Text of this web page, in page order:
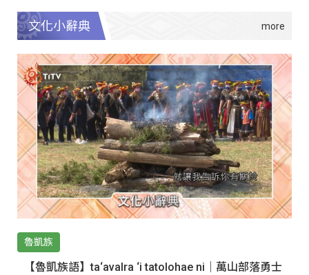
文化小辭典
魯凱族
【魯凱族語】ta‘avalra ‘i tatolohae ni｜萬山部落勇士